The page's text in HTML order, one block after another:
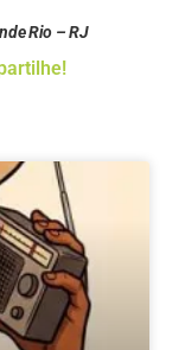
Rio – RJ